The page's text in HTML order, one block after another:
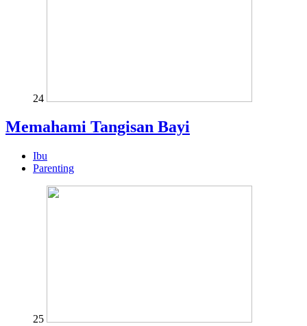
24
Memahami Tangisan Bayi
Ibu
Parenting
25